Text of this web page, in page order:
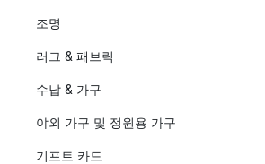
조명
러그 & 패브릭
수납 & 가구
야외 가구 및 정원용 가구
기프트 카드